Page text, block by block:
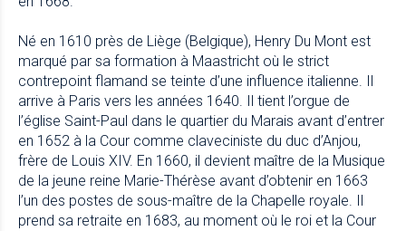
Né en 1610 près de Liège (Belgique), Henry Du Mont est
marqué par sa formation à Maastricht où le strict
contrepoint flamand se teinte d’une influence italienne. Il
arrive à Paris vers les années 1640. Il tient l’orgue de
l’église Saint-Paul dans le quartier du Marais avant d’entrer
en 1652 à la Cour comme claveciniste du duc d’Anjou,
frère de Louis XIV. En 1660, il devient maître de la Musique
de la jeune reine Marie-Thérèse avant d’obtenir en 1663
l’un des postes de sous-maître de la Chapelle royale. Il
prend sa retraite en 1683, au moment où le roi et la Cour